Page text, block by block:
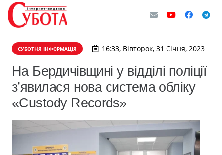
СУБОТНЯ ІНФОРМАЦІЯ 16:33, Вівторок, 31 Січня, 2023
На Бердичівщині у відділі поліції
з’явилася нова система обліку
«Custody Records»